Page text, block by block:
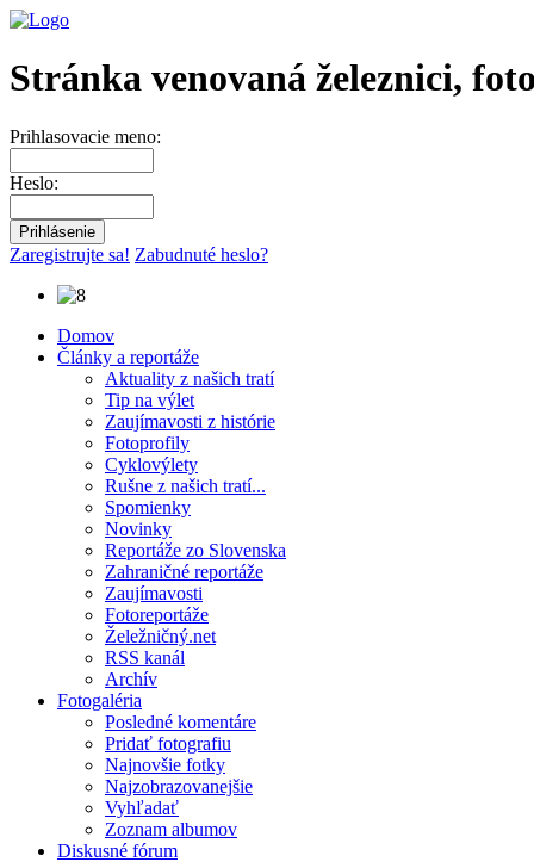
Stránka venovaná železnici,
Prihlasovacie meno:
Heslo:
Zaregistrujte sa! Zabudnuté heslo?
Domov
Články a reportáže
Aktuality z našich tratí
Tip na výlet
Zaujímavosti z histórie
Fotoprofily
Cyklovýlety
Rušne z našich tratí...
Spomienky
Novinky
Reportáže zo Slovenska
Zahraničné reportáže
Zaujímavosti
Fotoreportáže
Želežničný.net
RSS kanál
Archív
Fotogaléria
Posledné komentáre
Pridať fotografiu
Najnovšie fotky
Najzobrazovanejšie
Vyhľadať
Zoznam albumov
Diskusné fórum